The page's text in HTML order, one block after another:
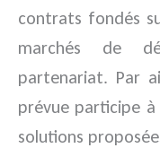
contrats fondés
marchés de
partenariat. Par
prévue participe
solutions